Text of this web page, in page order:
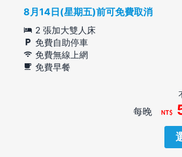
8月14日(星期五)前可免費取消
2 張加大雙人床
免費自助停車
免費無線上網
免費早餐
每晚